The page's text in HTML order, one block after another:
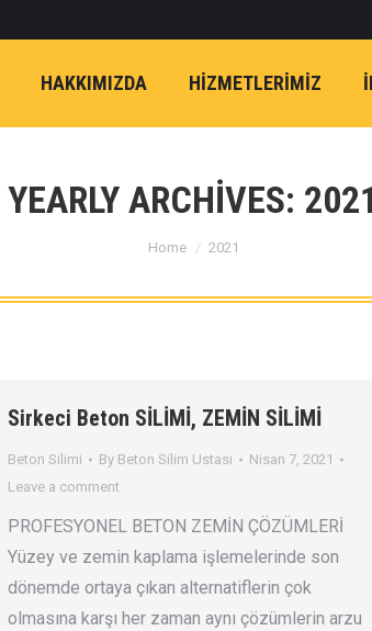
HAKKIMIZDA HİZMETLERİMİZ
YEARLY ARCHIVES: 2021
You are here:
Home 2021
Sirkeci Beton SİLİMİ, ZEMİN SİLİMİ
Beton Silimi By Beton Silim Ustası
Nisan 7, 2021
Leave a comment
PROFESYONEL BETON ZEMİN ÇÖZÜMLERİ
Yüzey ve zemin kaplama işlemelerinde son
dönemde ortaya çıkan alternatiflerin çok
olmasına karşı her zaman aynı çözümlerin arzu